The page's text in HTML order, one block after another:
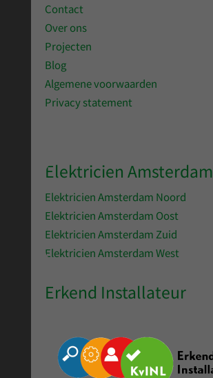
Contact
Over ons
Projecten
Blog
Algemene voorwaarden
Privacy statement
Elektricien Amsterdam
Elektricien Amsterdam Noord
Elektricien Amsterdam Oost
Elektricien Amsterdam Zuid
Elektricien Amsterdam West
Erkend Installateur